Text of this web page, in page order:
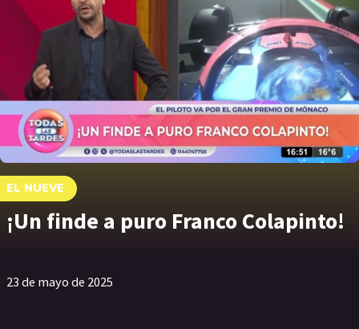
EL NUEVE
¡Un finde a puro Franco Colapinto!
23 de mayo de 2025